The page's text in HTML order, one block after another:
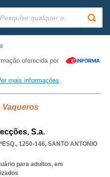
oferecida por
mais informações
Vaqueros
S.a.
1250-146, SANTO ANTONIO
para adultos, em